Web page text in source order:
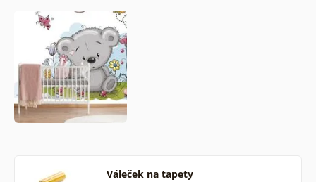
Váleček na tapety